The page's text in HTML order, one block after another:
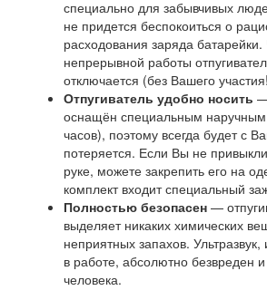
специально для забывчивых
не придется беспокоиться о
расходования заряда
непрерывной работы
отключается (без Вашего
Отпугиватель удобно носить
оснащён специальным
часов), поэтому всегда будет с
потеряется. Если Вы не
руке, можете закрепить его на
комплект входит специальный
Полностью безопасен —
выделяет никаких химических
неприятных запахов.
в работе, абсолютно безвреден
человека.